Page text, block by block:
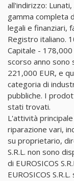
all'indirizzo:
gamma completa
legali e finanziari,
Registro italiano.
Capitale -
scorso anno sono
221,000 EUR, e
categoria di
pubbliche. I
stati trovati.
L'attività principale
riparazione vari,
su proprietario,
S.R.L. non sono
di EUROSICOS
EUROSICOS